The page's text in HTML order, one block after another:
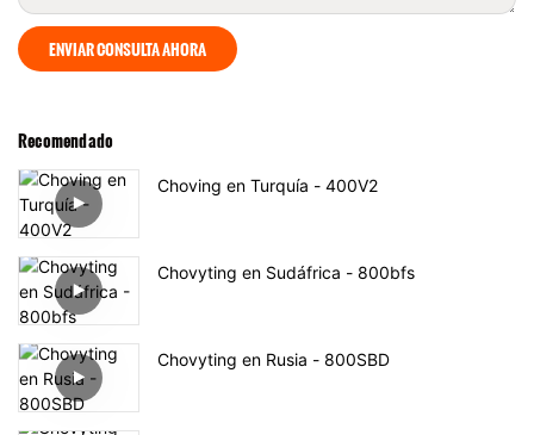
ENVIAR CONSULTA AHORA
Recomendado
Choving en Turquía - 400V2
Chovyting en Sudáfrica - 800bfs
Chovyting en Rusia - 800SBD